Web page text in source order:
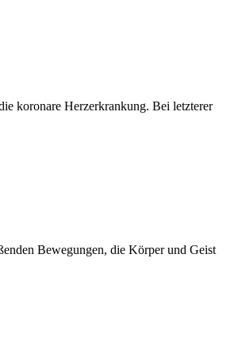
koronare Herzerkrankung. Bei letzterer
Bewegungen, die Körper und Geist